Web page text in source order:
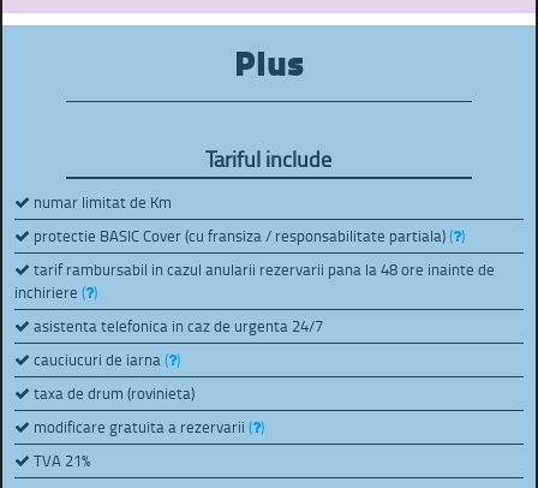
Plus
Tariful include
numar limitat de Km
protectie BASIC Cover (cu fransiza / responsabilitate partiala)( )
tarif rambursabil in cazul anularii rezervarii pana la 48 ore inainte de
inchiriere( )
asistenta telefonica in caz de urgenta 24/7
cauciucuri de iarna( )
taxa de drum (rovinieta)
modificare gratuita a rezervarii( )
TVA 21%